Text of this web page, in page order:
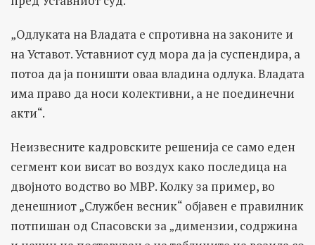
„Одлуката на Владата е спротивна на законите и
на Уставот. Уставниот суд мора да ја суспендира, а
потоа да ја поништи оваа владина одлука. Владата
има право да носи колективни, а не поединечни
акти“.
Неизвесните кадровските решенија се само еден
сегмент кои висат во воздух како последица на
двојното водство во МВР. Колку за пример, во
денешниот „Службен весник“ објавен е правилник
потпишан од Спасовски за „димензии, содржина